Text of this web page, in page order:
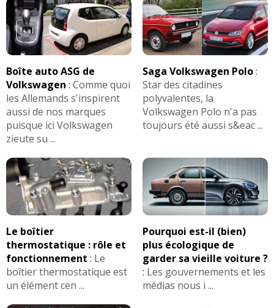
Boîte auto ASG de
Volkswagen : Comme quoi
les Allemands s'inspirent
aussi de nos marques
puisque ici Volkswagen
zieute su ...
Saga Volkswagen Polo:
Star des citadines
polyvalentes, la
Volkswagen Polo n'a pas
toujours été aussi s&eac ...
Le boîtier
thermostatique : rôle et
fonctionnement : Le
boîtier thermostatique est
un élément cen ...
Pourquoi est-il (bien)
plus écologique de
garder sa vieille voiture ?
: Les gouvernements et les
médias nous i ...